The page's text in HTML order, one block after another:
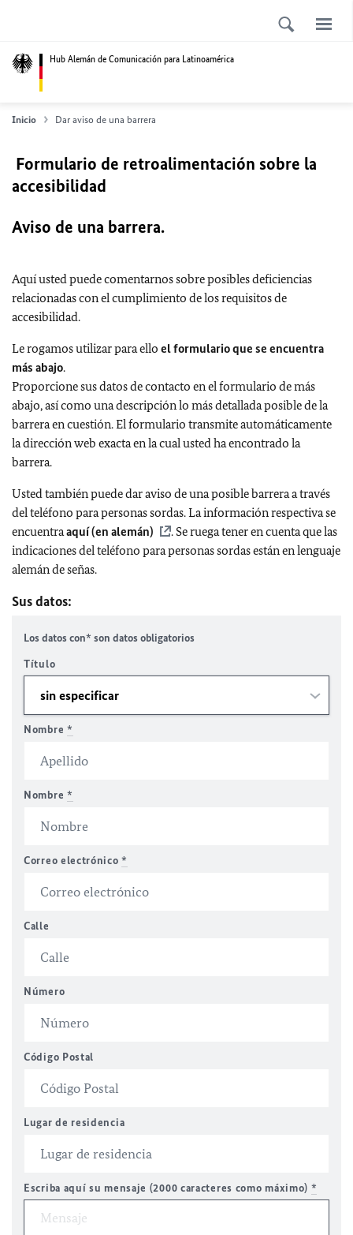
Hub Alemán de Comunicación para Latinoamérica
Inicio Dar aviso de una barrera
Formulario de retroalimentación sobre la
accesibilidad
Aviso de una barrera.
Aquí usted puede comentarnos sobre posibles deficiencias
relacionadas con el cumplimiento de los requisitos de
accesibilidad.
Le rogamos utilizar para ello el formulario que se encuentra
más abajo.
Proporcione sus datos de contacto en el formulario de más
abajo, así como una descripción lo más detallada posible de la
barrera en cuestión. El formulario transmite automáticamente
la dirección web exacta en la cual usted ha encontrado la
barrera.
Usted también puede dar aviso de una posible barrera a través
del teléfono para personas sordas. La información respectiva se
encuentraaquí (en alemán)
. Se ruega tener en cuenta que las
indicaciones del teléfono para personas sordas están en lenguaje
alemán de señas.
Sus datos:
Los datos con* son datos obligatorios
Título
Nombre *
Nombre *
Correo electrónico*
Calle
Número
Código Postal
Lugar de residencia
Escriba aquí su mensaje (2000 caracteres como máximo) *